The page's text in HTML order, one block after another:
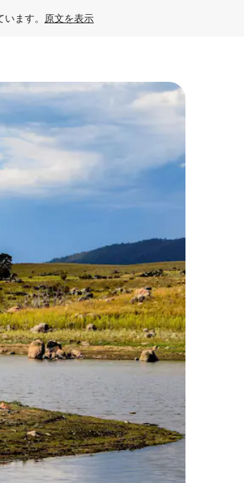
ます。 原文を表示
て検索結果を確認することができます。